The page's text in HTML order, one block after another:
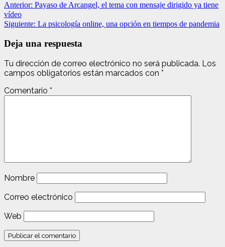
Anterior: Payaso de Arcangel, el tema con mensaje dirigido ya tiene
vídeo
Siguiente: La psicología online, una opción en tiempos de pandemia
Deja una respuesta
Tu dirección de correo electrónico no será publicada. Los
campos obligatorios están marcados con *
Comentario *
Nombre
Correo electrónico
Web